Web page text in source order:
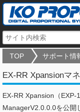
TOP サポート情
EX-RR Xpansionマ
EX-RR Xpansion（
ManagerV2.0.0.0を公開